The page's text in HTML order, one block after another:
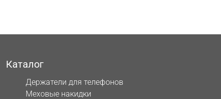
Каталог
Держатели для телефонов
Меховые накидки